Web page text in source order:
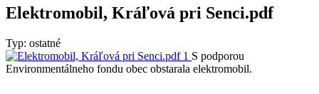
Elektromobil, Kráľová pri Senci.pdf
Typ: ostatné
S podporou
Environmentálneho fondu obec obstarala elektromobil.